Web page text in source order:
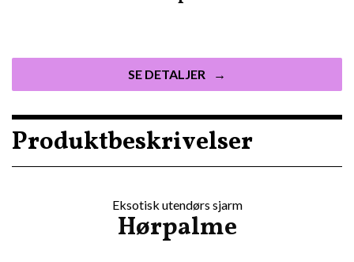
SE DETALJER
Produktbeskrivelser
Eksotisk utendørs sjarm
Hørpalme